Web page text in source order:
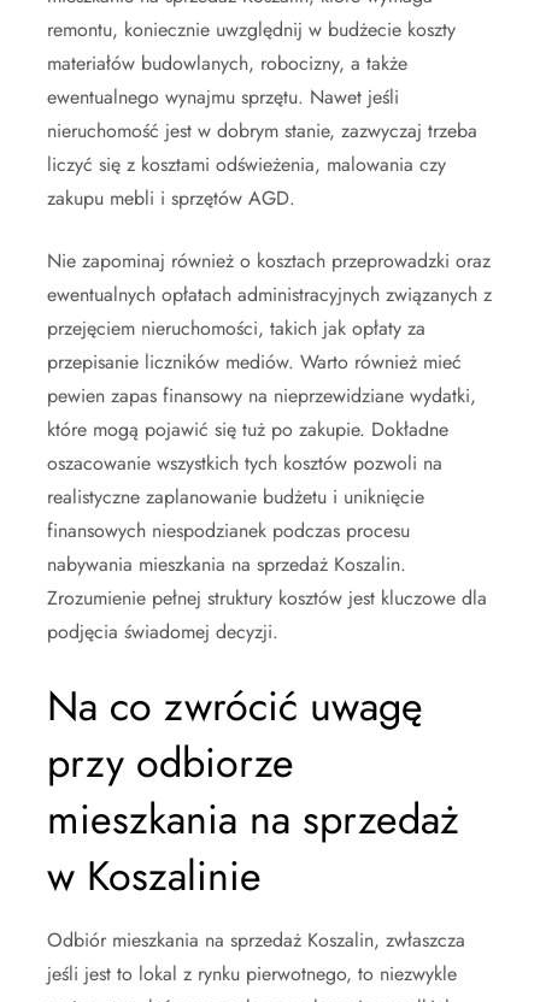
remontu, koniecznie uwzględnij w budżecie koszty
materiałów budowlanych, robocizny, a także
ewentualnego wynajmu sprzętu. Nawet jeśli
nieruchomość jest w dobrym stanie, zazwyczaj trzeba
liczyć się z kosztami odświeżenia, malowania czy
zakupu mebli i sprzętów AGD.
Nie zapominaj również o kosztach przeprowadzki oraz
ewentualnych opłatach administracyjnych związanych z
przejęciem nieruchomości, takich jak opłaty za
przepisanie liczników mediów. Warto również mieć
pewien zapas finansowy na nieprzewidziane wydatki,
które mogą pojawić się tuż po zakupie. Dokładne
oszacowanie wszystkich tych kosztów pozwoli na
realistyczne zaplanowanie budżetu i uniknięcie
finansowych niespodzianek podczas procesu
nabywania mieszkania na sprzedaż Koszalin.
Zrozumienie pełnej struktury kosztów jest kluczowe dla
podjęcia świadomej decyzji.
Na co zwrócić uwagę
przy odbiorze
mieszkania na sprzedaż
w Koszalinie
Odbiór mieszkania na sprzedaż Koszalin, zwłaszcza
jeśli jest to lokal z rynku pierwotnego, to niezwykle